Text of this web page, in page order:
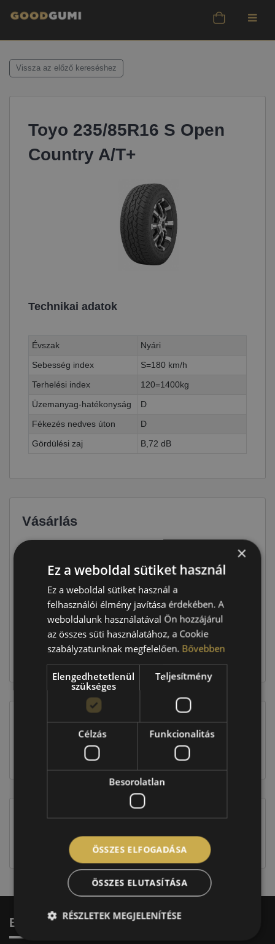
Vissza az előző kereséshez
Toyo 235/85R16 S Open
Country A/T+
Technikai adatok
Évszak
Nyári
Sebesség index
S=180 km/h
Terhelési index
120=1400kg
Üzemanyag-hatékonyság
D
Fékezés nedves úton
D
Gördülési zaj
B,72 dB
Vásárlás
56 990 Ft
113 980 Ft
Kosárba
EU-s abroncscímke
Figyelem a feltüntetett címke adatok tájékoztató
címkével ellátott abroncs kerül kiszállításra.
Elérhetőség
×
Ez a weboldal sütiket használ
Ez a weboldal sütiket használ a
felhasználói élmény javítása érdekében. A
weboldalunk használatával Ön hozzájárul
az összes süti használatához, a Cookie
szabályzatunknak megfelelően. Bővebben
Elengedhetetlenül
szükséges
Teljesítmény
Célzás Funkcionalitás
Besorolatlan
ÖSSZES ELFOGADÁSA
ÖSSZES ELUTASÍTÁSA
RÉSZLETEK MEGJELENÍTÉSE